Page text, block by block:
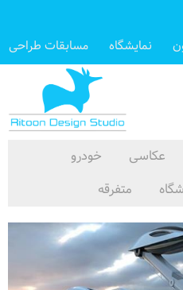
نمایشگاه مسابقات طراحی
عکاسی
خودرو
متفرقه